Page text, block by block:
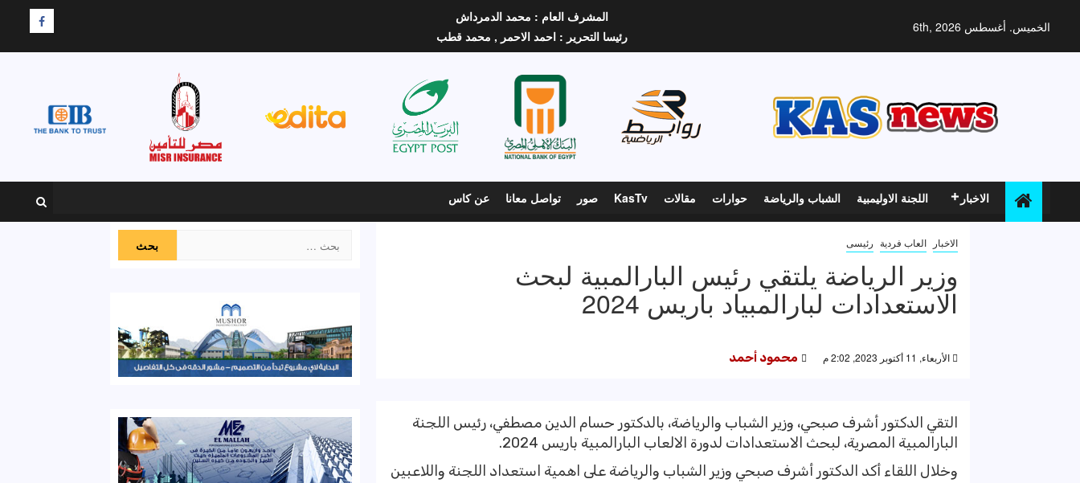
الخميس. أغسطس 6th, 2026
المشرف العام : محمد الدمرداش
رئيسا التحرير : احمد الاحمر , محمد قطب
F
الاخبار اللجنة الاوليمبية الشباب والرياضة حوارات مقالات KasTv صور تواصل معانا عن كاس
الاخبار العاب فردية رئيسى
وزير الرياضة يلتقي رئيس البارالمبية لبحث
الاستعدادات لبارالمبياد باريس 2024
الأربعاء, 11 أكتوبر 2023, 2:02 م محمود أحمد
التقي الدكتور أشرف صبحي، وزير الشباب والرياضة، بالدكتور حسام الدين مصطفي، رئيس اللجنة
البارالمبية المصرية، لبحث الاستعدادات لدورة الالعاب البارالمبية باريس 2024.
وخلال اللقاء أكد الدكتور أشرف صبحي وزير الشباب والرياضة على اهمية استعداد اللجنة واللاعبين
عن: